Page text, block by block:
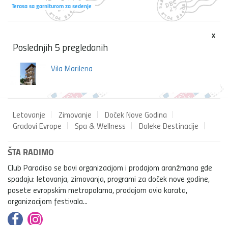
Terasa sa garniturom za sedenje
x
Poslednjih 5 pregledanih
Vila Marilena
Letovanje Zimovanje
Doček Nove Godina
Gradovi Evrope
Spa & Wellness Daleke Destinacije
ŠTA RADIMO
Club Paradiso se bavi organizacijom i prodajom aranžmana gde
spadaju: letovanja, zimovanja, programi za doček nove godine,
posete evropskim metropolama, prodajom avio karata,
organizacijom festivala...